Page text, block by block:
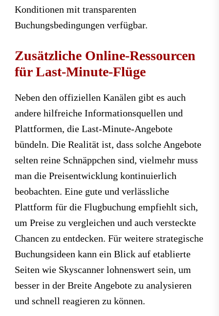
Konditionen mit transparenten
Buchungsbedingungen verfügbar.
Zusätzliche Online-Ressourcen
für Last-Minute-Flüge
Neben den offiziellen Kanälen gibt es auch
andere hilfreiche Informationsquellen und
Plattformen, die Last-Minute-Angebote
bündeln. Die Realität ist, dass solche Angebote
selten reine Schnäppchen sind, vielmehr muss
man die Preisentwicklung kontinuierlich
beobachten. Eine gute und verlässliche
Plattform für die Flugbuchung empfiehlt sich,
um Preise zu vergleichen und auch versteckte
Chancen zu entdecken. Für weitere strategische
Buchungsideen kann ein Blick auf etablierte
Seiten wie Skyscanner lohnenswert sein, um
besser in der Breite Angebote zu analysieren
und schnell reagieren zu können.